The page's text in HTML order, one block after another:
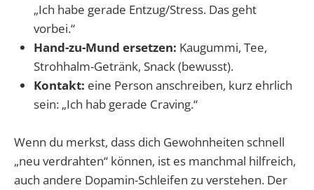
„Ich habe gerade Entzug/Stress. Das geht
vorbei.“
Hand-zu-Mund ersetzen: Kaugummi, Tee,
Strohhalm-Getränk, Snack (bewusst).
Kontakt: eine Person anschreiben, kurz ehrlich
sein: „Ich hab gerade Craving.“
Wenn du merkst, dass dich Gewohnheiten schnell
„neu verdrahten“ können, ist es manchmal hilfreich,
auch andere Dopamin-Schleifen zu verstehen. Der